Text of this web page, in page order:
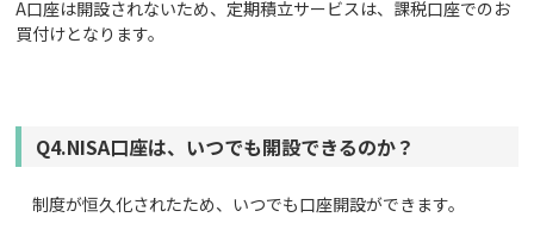
A口座は開設されないため、定期積立サービスは、課税口座でのお
買付けとなります。
Q4.NISA口座は、いつでも開設できるのか？
制度が恒久化されたため、いつでも口座開設ができます。